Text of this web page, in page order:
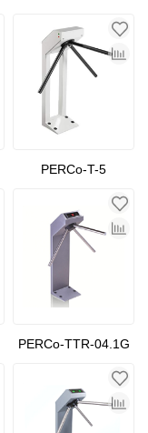
PERCo-T-5
PERCo-TTR-04.1G